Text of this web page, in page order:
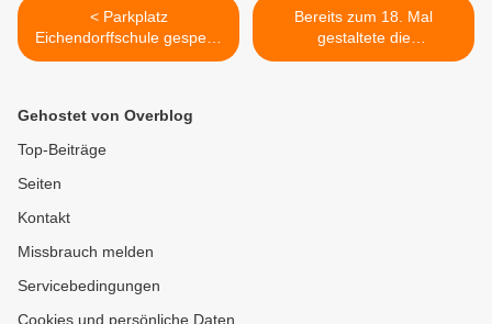
< Parkplatz
Eichendorffschule gesperrt
= Startschuss zum BA 1
Tiefbauarbeiten beginnen
am 14.2.2024
Bereits zum 18. Mal
gestaltete die
Tanzsportgarde
Gehostet von Overblog
Top-Beiträge
Seiten
Kontakt
Missbrauch melden
Servicebedingungen
Cookies und persönliche Daten